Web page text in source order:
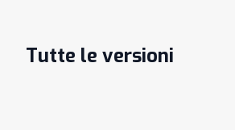
Tutte le versioni